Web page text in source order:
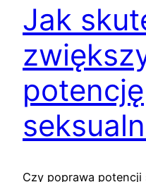
Jak
potencję
Czy poprawa potencji